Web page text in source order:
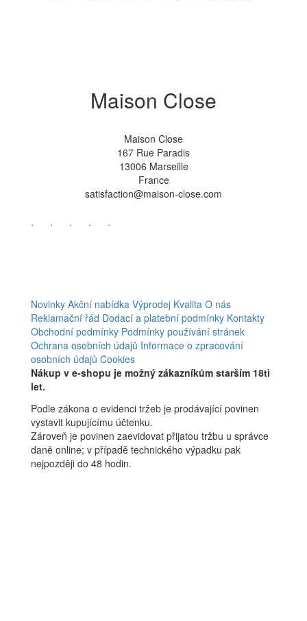
Maison Close
Maison Close
167 Rue Paradis
13006 Marseille
France
satisfaction@maison-close.com
. . . . .
Novinky Akční nabídka Výprodej Kvalita O nás
Reklamační řád Dodací a platební podmínky Kontakty
Obchodní podmínky Podmínky používání stránek
Ochrana osobních údajů Informace o zpracování
osobních údajů Cookies
Nákup v e-shopu je možný zákazníkům starším 18ti
let.
Podle zákona o evidenci tržeb je prodávající povinen
vystavit kupujícímu účtenku.
Zároveň je povinen zaevidovat přijatou tržbu u správce
daně online; v případě technického výpadku pak
nejpozději do 48 hodin.